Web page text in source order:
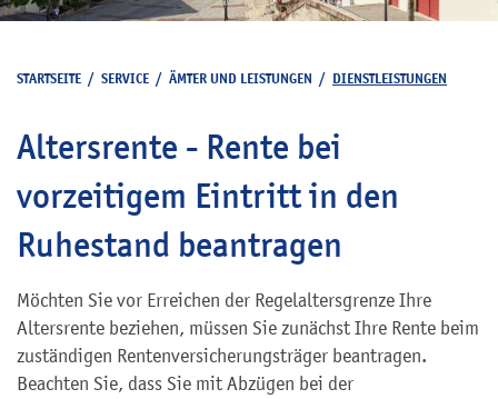
STARTSEITE / SERVICE / ÄMTER UND LEISTUNGEN / DIENSTLEISTUNGEN
Altersrente - Rente bei
vorzeitigem Eintritt in den
Ruhestand beantragen
Möchten Sie vor Erreichen der Regelaltersgrenze Ihre
Altersrente beziehen, müssen Sie zunächst Ihre Rente beim
zuständigen Rentenversicherungsträger beantragen.
Beachten Sie, dass Sie mit Abzügen bei der